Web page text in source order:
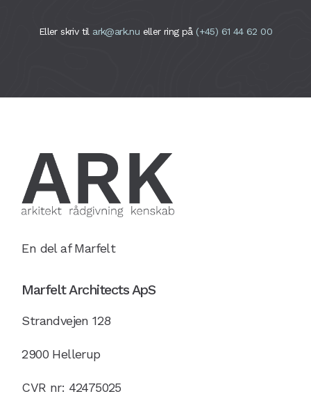
Eller skriv til ark@ark.nu eller ring på (+45) 61 44 62 00
En del af Marfelt
Marfelt Architects ApS
Strandvejen 128
2900 Hellerup
CVR nr: 42475025